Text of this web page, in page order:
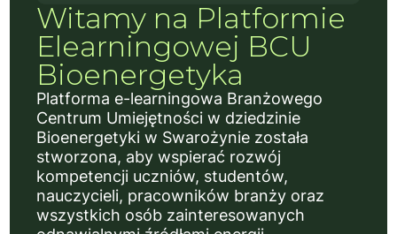
Witamy na Platformie
Elearningowej BCU
Bioenergetyka
Platforma e-learningowa Branżowego
Centrum Umiejętności w dziedzinie
Bioenergetyki w Swarożynie została
stworzona, aby wspierać rozwój
kompetencji uczniów, studentów,
nauczycieli, pracowników branży oraz
wszystkich osób zainteresowanych